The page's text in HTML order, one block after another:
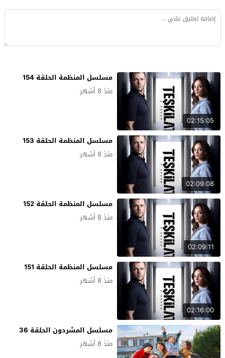
02:15:05
مسلسل المنظمة الحلقة 154
منذ 8 أشهر
02:09:08
مسلسل المنظمة الحلقة 153
منذ 8 أشهر
02:09:11
مسلسل المنظمة الحلقة 152
منذ 8 أشهر
02:16:00
مسلسل المنظمة الحلقة 151
منذ 8 أشهر
مسلسل المشردون الحلقة 36
منذ 8 أشهر